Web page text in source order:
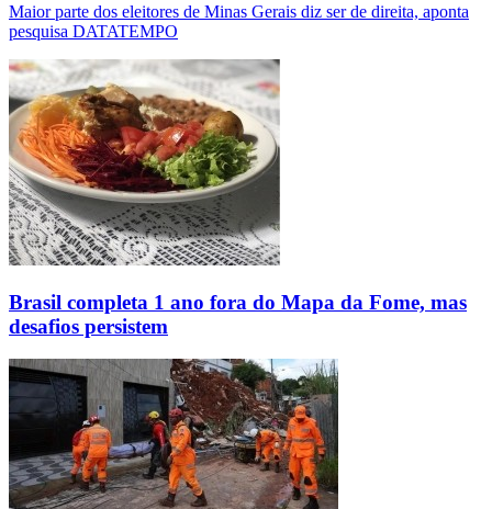
Maior parte dos eleitores de Minas Gerais diz ser de direita, aponta
pesquisa DATATEMPO
Brasil completa 1 ano fora do Mapa da Fome, mas
desafios persistem